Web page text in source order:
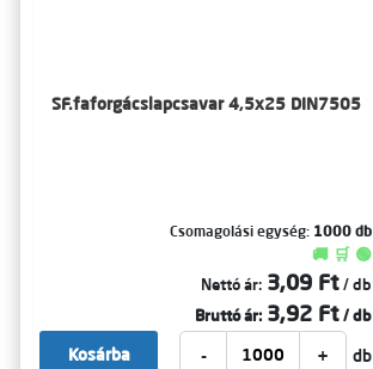
SF.faforgácslapcsavar 4,5x25 DIN7505
Csomagolási egység: 1000 db
🚚 🛒 🟢
Nettó ár: 3,09 Ft / db
Bruttó ár: 3,92 Ft / db
- + db
Kosárba